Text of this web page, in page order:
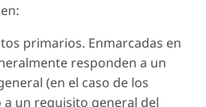
primarios. Enmarcadas en
responden a un
(en el caso de los
a un requisito general del